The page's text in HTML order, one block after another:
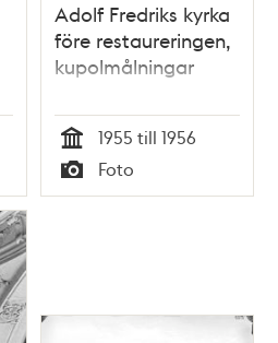
Adolf Fredriks kyrka
före restaureringen,
kupolmålningar
Tid
1955 till 1956
Typ
Foto